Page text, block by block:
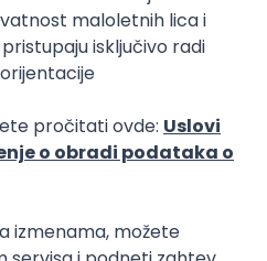
Owner
Agile Intermediate